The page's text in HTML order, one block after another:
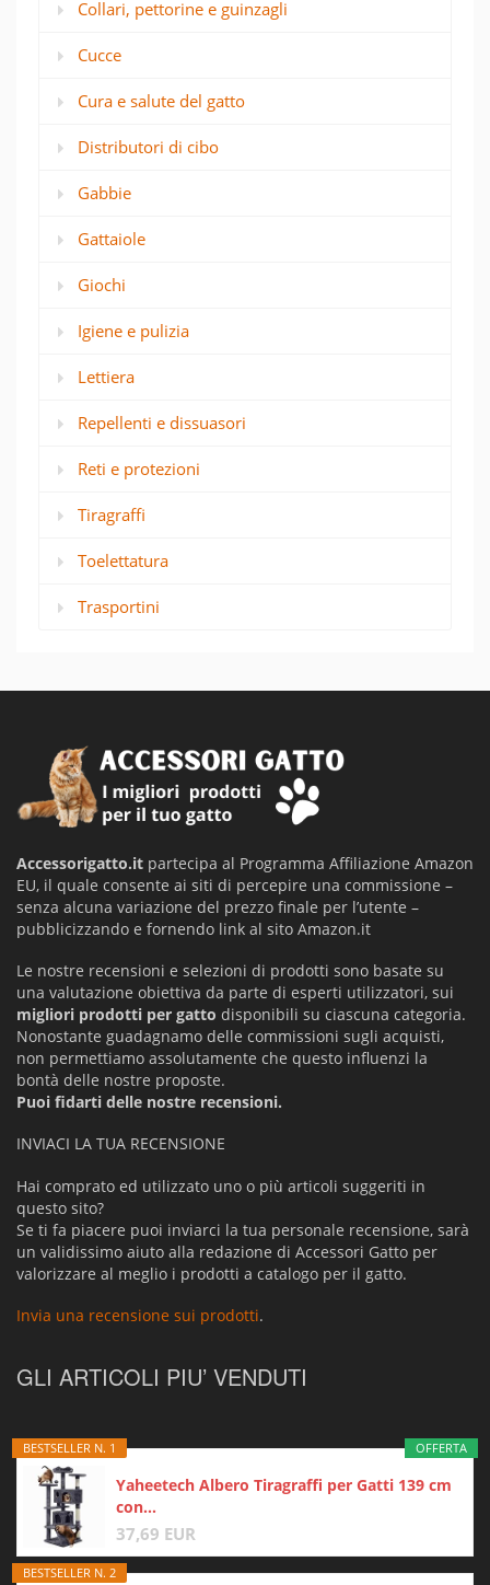
Collari, pettorine e guinzagli
Cucce
Cura e salute del gatto
Distributori di cibo
Gabbie
Gattaiole
Giochi
Igiene e pulizia
Lettiera
Repellenti e dissuasori
Reti e protezioni
Tiragraffi
Toelettatura
Trasportini
Accessorigatto.it partecipa al Programma Affiliazione Amazon
EU, il quale consente ai siti di percepire una commissione –
senza alcuna variazione del prezzo finale per l’utente –
pubblicizzando e fornendo link al sito Amazon.it
Le nostre recensioni e selezioni di prodotti sono basate su
una valutazione obiettiva da parte di esperti utilizzatori, sui
migliori prodotti per gatto disponibili su ciascuna categoria.
Nonostante guadagnamo delle commissioni sugli acquisti,
non permettiamo assolutamente che questo influenzi la
bontà delle nostre proposte.
Puoi fidarti delle nostre recensioni.
INVIACI LA TUA RECENSIONE
Hai comprato ed utilizzato uno o più articoli suggeriti in
questo sito?
Se ti fa piacere puoi inviarci la tua personale recensione, sarà
un validissimo aiuto alla redazione di Accessori Gatto per
valorizzare al meglio i prodotti a catalogo per il gatto.
Invia una recensione sui prodotti.
GLI ARTICOLI PIU’ VENDUTI
OFFERTA
BESTSELLER N. 1
Yaheetech Albero Tiragraffi per Gatti 139 cm
con...
37,69 EUR
BESTSELLER N. 2